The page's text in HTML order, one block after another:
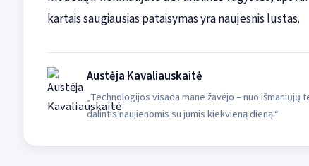
kartais saugiausias pataisymas yra naujesnis lustas.
Austėja Kavaliauskaitė
„Technologijos visada mane žavėjo – nuo
dalintis naujienomis su jumis kiekvieną dieną.“